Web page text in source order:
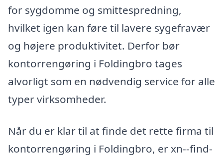
for sygdomme og smittespredning,
hvilket igen kan føre til lavere sygefravær
og højere produktivitet. Derfor bør
kontorrengøring i Foldingbro tages
alvorligt som en nødvendig service for alle
typer virksomheder.
Når du er klar til at finde det rette firma til
kontorrengøring i Foldingbro, er xn--find-